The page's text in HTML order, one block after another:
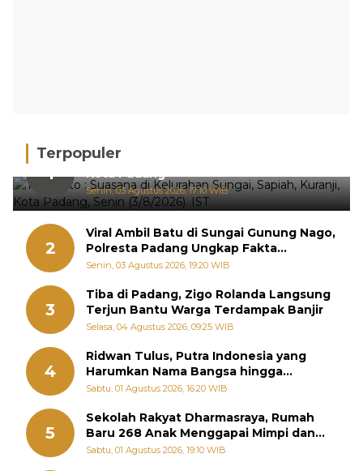
Terpopuler
1
Hujan Deras, 15 Titik Banjir Terdeteksi di
Kota Padang
Senin, 03 Agustus 2026, 17:10 WIB
2
Viral Ambil Batu di Sungai Gunung Nago,
Polresta Padang Ungkap Fakta
Sebenarnya
Senin, 03 Agustus 2026, 19:20 WIB
3
Tiba di Padang, Zigo Rolanda Langsung
Terjun Bantu Warga Terdampak Banjir
Selasa, 04 Agustus 2026, 09:25 WIB
4
Ridwan Tulus, Putra Indonesia yang
Harumkan Nama Bangsa hingga
Diabadikan dalam Buku Jepang
Sabtu, 01 Agustus 2026, 16:20 WIB
5
Sekolah Rakyat Dharmasraya, Rumah
Baru 268 Anak Menggapai Mimpi dan
Memutus Rantai Kemiskinan
Sabtu, 01 Agustus 2026, 19:10 WIB